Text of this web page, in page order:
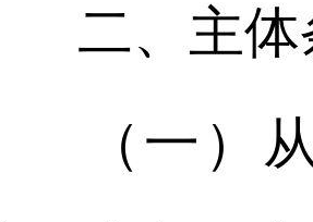
二、主
一）从